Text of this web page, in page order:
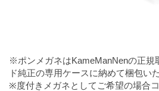
※ポンメガネはKameManNenの正規
ド純正の専用ケースに納めて梱包い
※度付きメガネとしてご希望の場合